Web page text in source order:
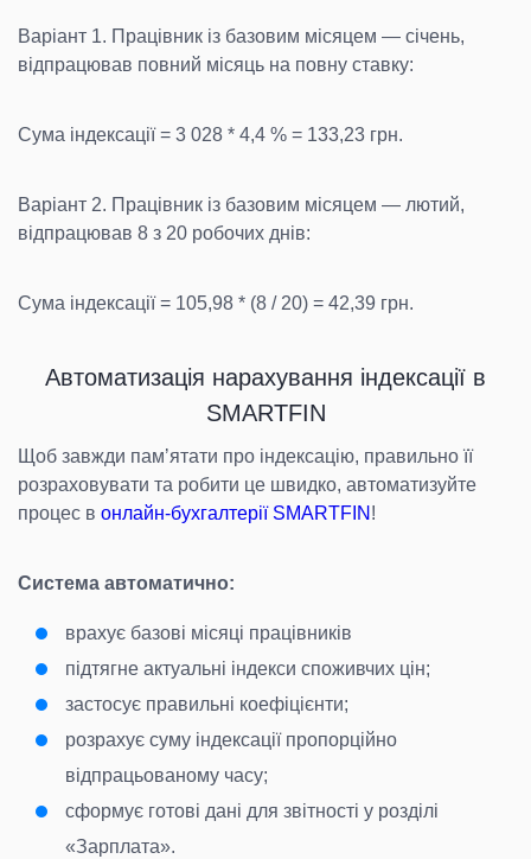
Варіант 1. Працівник із базовим місяцем — січень,
відпрацював повний місяць на повну ставку:
Сума індексації = 3 028 * 4,4 % = 133,23 грн.
Варіант 2. Працівник із базовим місяцем — лютий,
відпрацював 8 з 20 робочих днів:
Сума індексації = 105,98 * (8 / 20) = 42,39 грн.
Автоматизація нарахування індексації в
SMARTFIN
Щоб завжди памʼятати про індексацію, правильно її
розраховувати та робити це швидко, автоматизуйте
процес в онлайн-бухгалтерії SMARTFIN !
Система автоматично:
врахує базові місяці працівників
підтягне актуальні індекси споживчих цін;
застосує правильні коефіцієнти;
розрахує суму індексації пропорційно
відпрацьованому часу;
сформує готові дані для звітності у розділі
«Зарплата».